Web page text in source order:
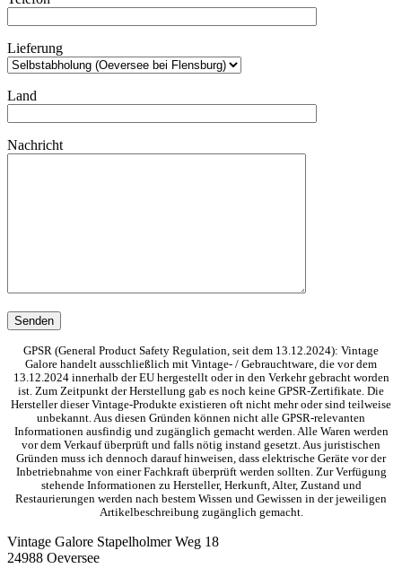
Lieferung
Land
Nachricht
GPSR (General Product Safety Regulation, seit dem 13.12.2024): Vintage
Galore handelt ausschließlich mit Vintage- / Gebrauchtware, die vor dem
13.12.2024 innerhalb der EU hergestellt oder in den Verkehr gebracht worden
ist. Zum Zeitpunkt der Herstellung gab es noch keine GPSR-Zertifikate. Die
Hersteller dieser Vintage-Produkte existieren oft nicht mehr oder sind teilweise
unbekannt. Aus diesen Gründen können nicht alle GPSR-relevanten
Informationen ausfindig und zugänglich gemacht werden. Alle Waren werden
vor dem Verkauf überprüft und falls nötig instand gesetzt. Aus juristischen
Gründen muss ich dennoch darauf hinweisen, dass elektrische Geräte vor der
Inbetriebnahme von einer Fachkraft überprüft werden sollten. Zur Verfügung
stehende Informationen zu Hersteller, Herkunft, Alter, Zustand und
Restaurierungen werden nach bestem Wissen und Gewissen in der jeweiligen
Artikelbeschreibung zugänglich gemacht.
Vintage Galore Stapelholmer Weg 18
24988 Oeversee